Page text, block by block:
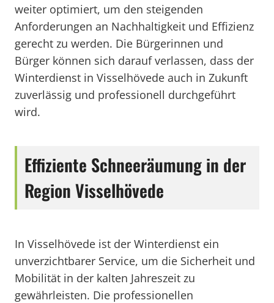
weiter optimiert, um den steigenden
Anforderungen an Nachhaltigkeit und Effizienz
gerecht zu werden. Die Bürgerinnen und
Bürger können sich darauf verlassen, dass der
Winterdienst in Visselhövede auch in Zukunft
zuverlässig und professionell durchgeführt
wird.
Effiziente Schneeräumung in der
Region Visselhövede
In Visselhövede ist der Winterdienst ein
unverzichtbarer Service, um die Sicherheit und
Mobilität in der kalten Jahreszeit zu
gewährleisten. Die professionellen